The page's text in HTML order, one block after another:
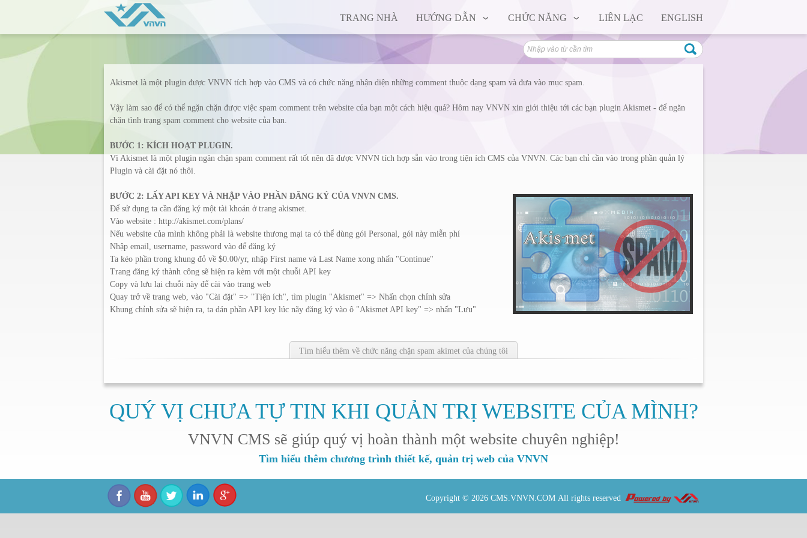
TRANG NHÀ HƯỚNG DẪN CHỨC NĂNG LIÊN LẠC ENGLISH
Akismet là một plugin được VNVN tích hợp vào CMS và có chức năng nhận diện những comment thuộc dạng spam và đưa vào mục spam.
Vậy làm sao để có thể ngặn chặn được việc spam comment trên website của bạn một cách hiệu quả? Hôm nay VNVN xin giới thiệu tới các bạn plugin Akismet - để ngăn
chặn tình trạng spam comment cho website của bạn.
BƯỚC 1: KÍCH HOẠT PLUGIN.
Vì Akismet là một plugin ngăn chặn spam comment rất tốt nên đã được VNVN tích hợp sẵn vào trong tiện ích CMS của VNVN. Các bạn chỉ cần vào trong phần quản lý
Plugin và cài đặt nó thôi.
BƯỚC 2: LẤY API KEY VÀ NHẬP VÀO PHẦN ĐĂNG KÝ CỦA VNVN CMS.
Để sử dụng ta cần đăng ký một tài khoản ở trang akismet.
Vào website : http://akismet.com/plans/
Nếu website của mình không phải là website thương mại ta có thể dùng gói Personal, gói này miễn phí
Nhập email, username, password vào để đăng ký
Ta kéo phần trong khung đỏ về $0.00/yr, nhập First name và Last Name xong nhấn "Continue"
Trang đăng ký thành công sẽ hiện ra kèm với một chuỗi API key
Copy và lưu lại chuỗi này để cài vào trang web
Quay trở về trang web, vào "Cài đặt" => "Tiện ích", tìm plugin "Akismet" => Nhấn chọn chỉnh sửa
Khung chỉnh sửa sẽ hiện ra, ta dán phần API key lúc nãy đăng ký vào ô "Akismet API key" => nhấn "Lưu"
Tìm hiểu thêm về chức năng chặn spam akimet của chúng tôi
QUÝ VỊ CHƯA TỰ TIN KHI QUẢN TRỊ WEBSITE CỦA MÌNH?
VNVN CMS sẽ giúp quý vị hoàn thành một website chuyên nghiệp!
Tìm hiểu thêm chương trình thiết kế, quản trị web của VNVN
Copyright © 2026 CMS.VNVN.COM All rights reserved